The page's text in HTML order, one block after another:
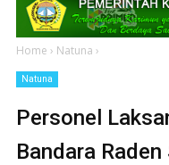
Home › Natuna ›
Natuna
Personel
Bandara